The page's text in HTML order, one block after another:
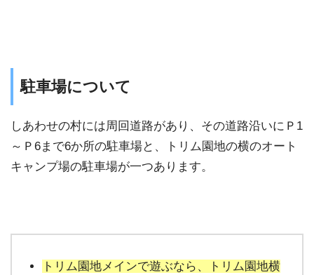
駐⾞場について
しあわせの村には周回道路があり、その道路沿いにＰ1
～Ｐ6まで6か所の駐車場と、トリム園地の横のオート
キャンプ場の駐車場が一つあります。
トリム園地メインで遊ぶなら、トリム園地横